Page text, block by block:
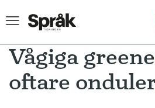
Hem
Vågiga
oftare